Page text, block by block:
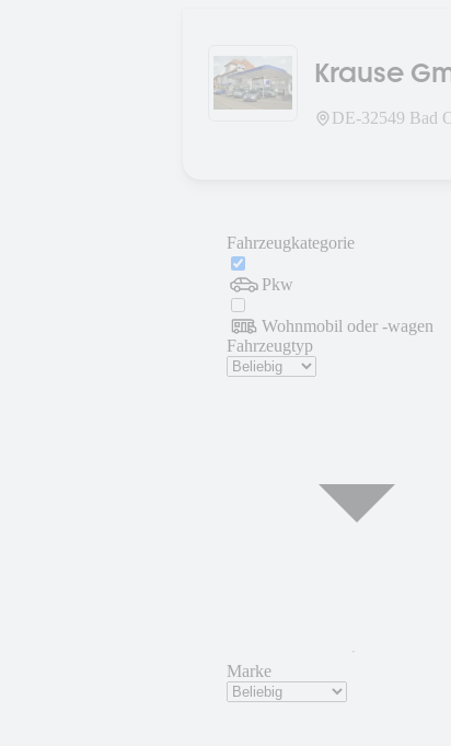
Krause
DE-32549 Bad
Fahrzeugkategorie
Pkw
Wohnmobil oder -wagen
Fahrzeugtyp
Marke